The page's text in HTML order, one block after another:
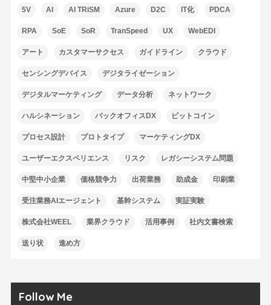
5V AI AI TRiSM Azure D2C IT化 PDCA
RPA SoE SoR TranSpeed UX WebEDI
アート カスタマーサクセス ガイドライン クラウド
センシングデバイス デジタライゼーション
デジタルマーケティング データ分析 ネットワーク
ハルシネーション バックオフィスDX ビットコイン
プロセス設計 プロトタイプ マーケティングDX
ユーザーエクスペリエンス リスク レガシーシステム問題
中堅中小企業 価格競争力 出荷業務 助成金 印刷業
受注業務AIエージェント 基幹システム 実証実験
株式会社WEEL 業界クラウド 活用事例 社内文書検索
送り状 進め方
Follow Me